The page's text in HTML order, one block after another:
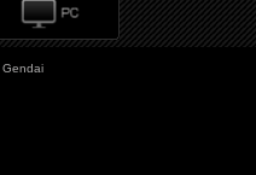
Gendai